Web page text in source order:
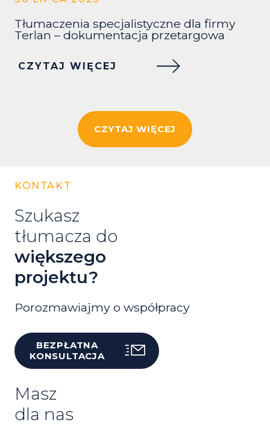
Tłumaczenia specjalistyczne dla firmy
Terlan – dokumentacja przetargowa
CZYTAJ WIĘCEJ
CZYTAJ WIĘCEJ
KONTAKT
Szukasz
tłumacza do
większego
projektu?
Porozmawiajmy o współpracy
BEZPŁATNA
KONSULTACJA
Masz
dla nas